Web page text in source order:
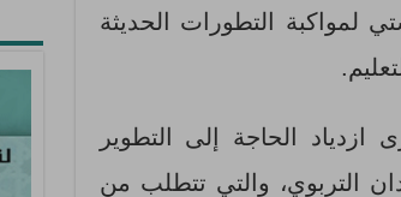
لمواكبة التطورات الحديثة
ازدياد الحاجة إلى التطوير
التربوي، والتي تتطلب من